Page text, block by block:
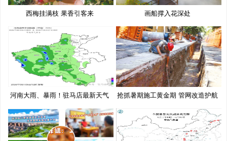
西梅挂满枝 果香引客来 画船撑入花深处
河南大雨、暴雨！驻马店最新天气
预
抢抓暑期施工黄金期 管网改造护航